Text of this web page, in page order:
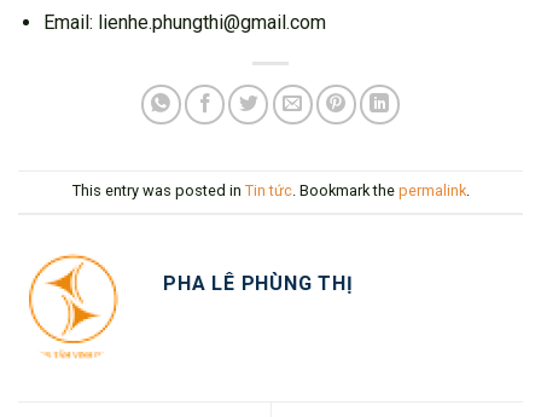
Email: lienhe.phungthi@gmail.com
This entry was posted in Tin tức. Bookmark the permalink.
PHA LÊ PHÙNG THỊ